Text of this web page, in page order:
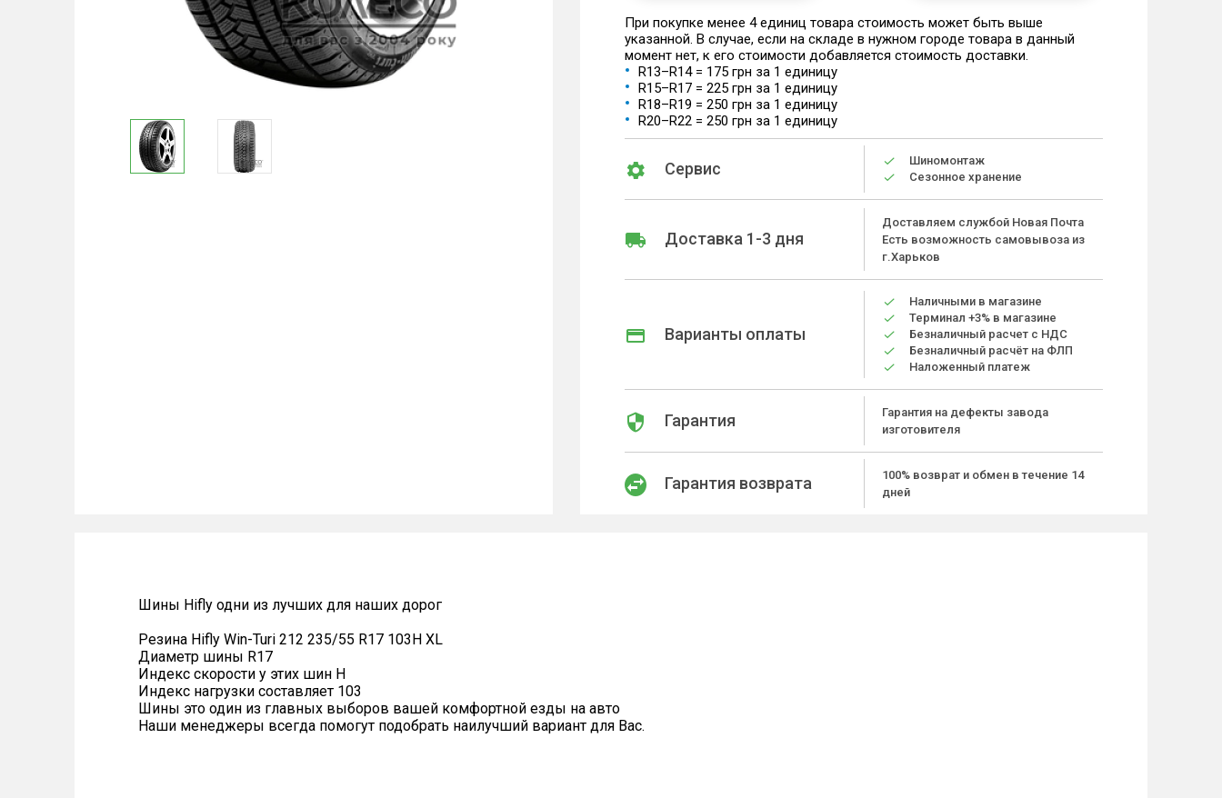
При покупке менее 4 единиц товара стоимость может быть выше
указанной. В случае, если на складе в нужном городе товара в данный
момент нет, к его стоимости добавляется стоимость доставки.
R13–R14 = 175 грн за 1 единицу
R15–R17 = 225 грн за 1 единицу
R18–R19 = 250 грн за 1 единицу
R20–R22 = 250 грн за 1 единицу
Сервис
Шиномонтаж
Сезонное хранение
Доставка 1-3 дня
Доставляем службой Новая Почта
Есть возможность самовывоза из
г.Харьков
Варианты оплаты
Наличными в магазине
Терминал +3% в магазине
Безналичный расчет с НДС
Безналичный расчёт на ФЛП
Наложенный платеж
Гарантия
Гарантия на дефекты завода
изготовителя
Гарантия возврата
100% возврат и обмен в течение 14
дней
Шины Hifly одни из лучших для наших дорог
Резина Hifly Win-Turi 212 235/55 R17 103H XL
Диаметр шины R17
Индекс скорости у этих шин H
Индекс нагрузки составляет 103
Шины это один из главных выборов вашей комфортной езды на авто
Наши менеджеры всегда помогут подобрать наилучший вариант для Вас.